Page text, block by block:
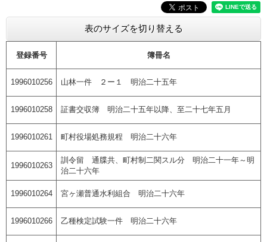
表のサイズを切り替える
登録番号 簿冊名
1996010256 山林一件 ２ー１ 明治二十五年
1996010258 証書交収簿 明治二十五年以降、至二十七年五月
1996010261 町村役場処務規程 明治二十六年
1996010263
訓令留 通牒共、町村制二関スル分 明治二十一年～明
治二十六年
1996010264 宮ヶ瀬普通水利組合 明治二十六年
1996010266 乙種検定試験一件 明治二十六年